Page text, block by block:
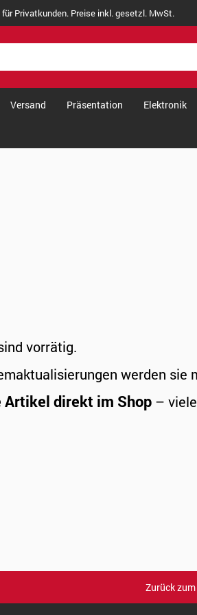
Privatkunden. Preise inkl. gesetzl. MwSt.
Versand Präsentation Elektronik
vorrätig.
werden sie
Artikel direkt im Shop –
Zurück